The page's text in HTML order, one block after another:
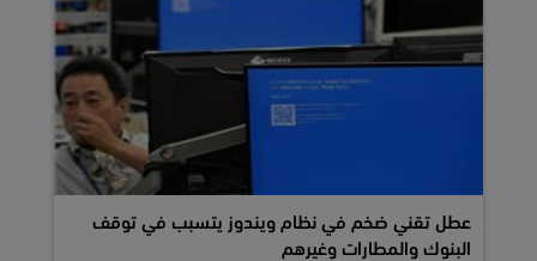
عطل تقني ضخم في نظام ويندوز يتسبب في توقف
البنوك والمطارات وغيرهم